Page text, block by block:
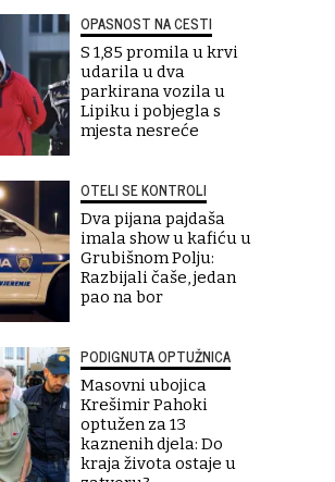
OPASNOST NA CESTI
S 1,85 promila u krvi
udarila u dva
parkirana vozila u
Lipiku i pobjegla s
mjesta nesreće
OTELI SE KONTROLI
Dva pijana pajdaša
imala show u kafiću u
Grubišnom Polju:
Razbijali čaše, jedan
pao na bor
PODIGNUTA OPTUŽNICA
Masovni ubojica
Krešimir Pahoki
optužen za 13
kaznenih djela: Do
kraja života ostaje u